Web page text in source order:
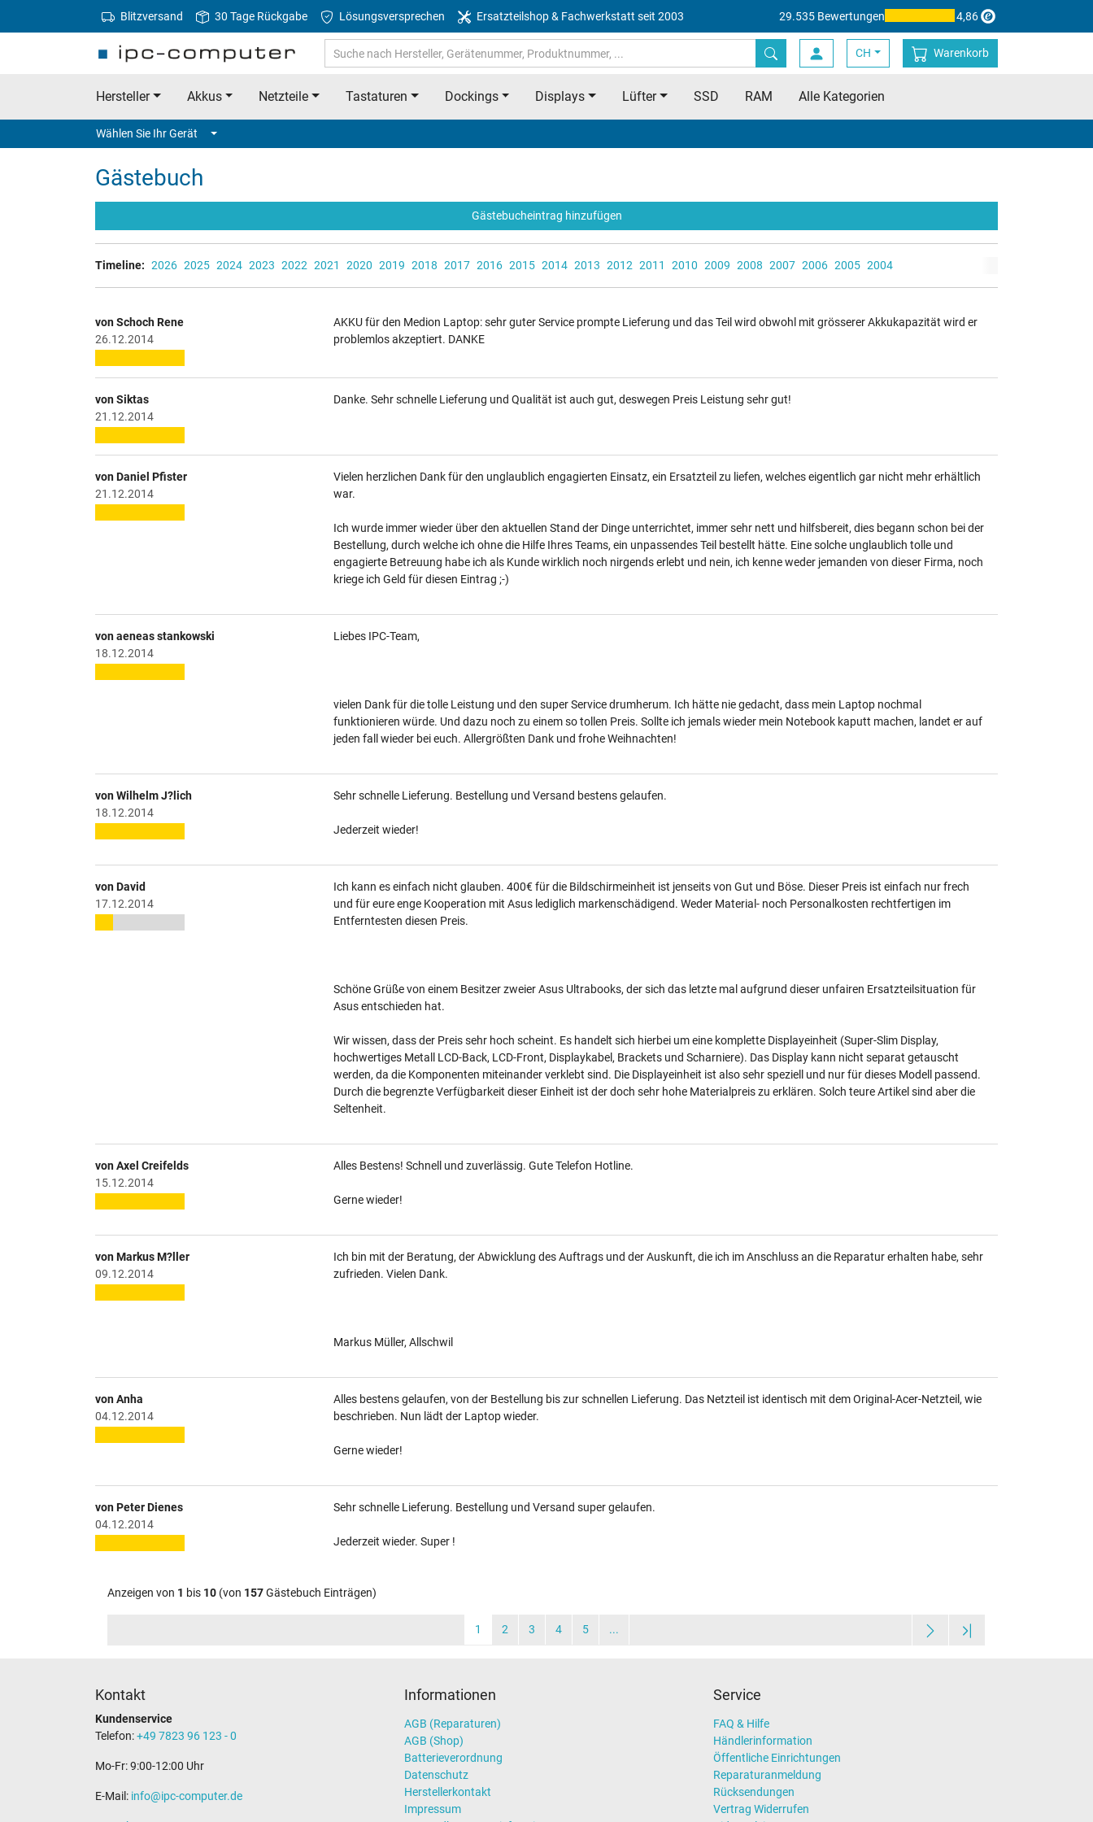
Blitzversand 30 Tage Rückgabe Lösungsversprechen Ersatzteilshop & Fachwerkstatt seit 2003 29.535 Bewertungen 4,86
CH Warenkorb
Hersteller Akkus Netzteile Tastaturen Dockings Displays Lüfter SSD RAM Alle Kategorien
Wählen Sie Ihr Gerät
Gästebuch
Gästebucheintrag hinzufügen
Timeline: 2026 2025 2024 2023 2022 2021 2020 2019 2018 2017 2016 2015 2014 2013 2012 2011 2010 2009 2008 2007 2006 2005 2004
von Schoch Rene
26.12.2014
AKKU für den Medion Laptop: sehr guter Service prompte Lieferung und das Teil wird obwohl mit grösserer Akkukapazität wird er
problemlos akzeptiert. DANKE
von Siktas
21.12.2014
Danke. Sehr schnelle Lieferung und Qualität ist auch gut, deswegen Preis Leistung sehr gut!
von Daniel Pfister
21.12.2014
Vielen herzlichen Dank für den unglaublich engagierten Einsatz, ein Ersatzteil zu liefen, welches eigentlich gar nicht mehr erhältlich
war.
Ich wurde immer wieder über den aktuellen Stand der Dinge unterrichtet, immer sehr nett und hilfsbereit, dies begann schon bei der
Bestellung, durch welche ich ohne die Hilfe Ihres Teams, ein unpassendes Teil bestellt hätte. Eine solche unglaublich tolle und
engagierte Betreuung habe ich als Kunde wirklich noch nirgends erlebt und nein, ich kenne weder jemanden von dieser Firma, noch
kriege ich Geld für diesen Eintrag ;-)
von aeneas stankowski
18.12.2014
Liebes IPC-Team,
vielen Dank für die tolle Leistung und den super Service drumherum. Ich hätte nie gedacht, dass mein Laptop nochmal
funktionieren würde. Und dazu noch zu einem so tollen Preis. Sollte ich jemals wieder mein Notebook kaputt machen, landet er auf
jeden fall wieder bei euch. Allergrößten Dank und frohe Weihnachten!
von Wilhelm J?lich
18.12.2014
Sehr schnelle Lieferung. Bestellung und Versand bestens gelaufen.
Jederzeit wieder!
von David
17.12.2014
Ich kann es einfach nicht glauben. 400€ für die Bildschirmeinheit ist jenseits von Gut und Böse. Dieser Preis ist einfach nur frech
und für eure enge Kooperation mit Asus lediglich markenschädigend. Weder Material- noch Personalkosten rechtfertigen im
Entferntesten diesen Preis.
Schöne Grüße von einem Besitzer zweier Asus Ultrabooks, der sich das letzte mal aufgrund dieser unfairen Ersatzteilsituation für
Asus entschieden hat.
Wir wissen, dass der Preis sehr hoch scheint. Es handelt sich hierbei um eine komplette Displayeinheit (Super-Slim Display,
hochwertiges Metall LCD-Back, LCD-Front, Displaykabel, Brackets und Scharniere). Das Display kann nicht separat getauscht
werden, da die Komponenten miteinander verklebt sind. Die Displayeinheit ist also sehr speziell und nur für dieses Modell passend.
Durch die begrenzte Verfügbarkeit dieser Einheit ist der doch sehr hohe Materialpreis zu erklären. Solch teure Artikel sind aber die
Seltenheit.
von Axel Creifelds
15.12.2014
Alles Bestens! Schnell und zuverlässig. Gute Telefon Hotline.
Gerne wieder!
von Markus M?ller
09.12.2014
Ich bin mit der Beratung, der Abwicklung des Auftrags und der Auskunft, die ich im Anschluss an die Reparatur erhalten habe, sehr
zufrieden. Vielen Dank.
Markus Müller, Allschwil
von Anha
04.12.2014
Alles bestens gelaufen, von der Bestellung bis zur schnellen Lieferung. Das Netzteil ist identisch mit dem Original-Acer-Netzteil, wie
beschrieben. Nun lädt der Laptop wieder.
Gerne wieder!
von Peter Dienes
04.12.2014
Sehr schnelle Lieferung. Bestellung und Versand super gelaufen.
Jederzeit wieder. Super !
Anzeigen von 1 bis 10 (von 157Gästebuch Einträgen)
1 2 3 4 5 ...
Kontakt
Kundenservice
Telefon:+49 7823 96 123 - 0
Mo-Fr: 9:00-12:00 Uhr
E-Mail: info@ipc-computer.de
Informationen
AGB (Reparaturen)
AGB (Shop)
Batterieverordnung
Datenschutz
Herstellerkontakt
Impressum
Service
FAQ & Hilfe
Händlerinformation
Öffentliche Einrichtungen
Reparaturanmeldung
Rücksendungen
Vertrag Widerrufen